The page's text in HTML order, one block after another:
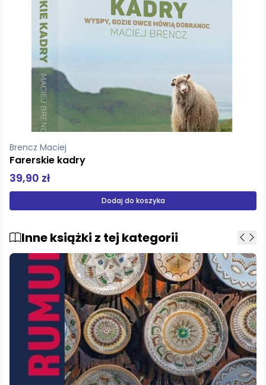
Brencz Maciej
Farerskie kadry
39,90 zł
Dodaj do koszyka
Inne książki z tej kategorii